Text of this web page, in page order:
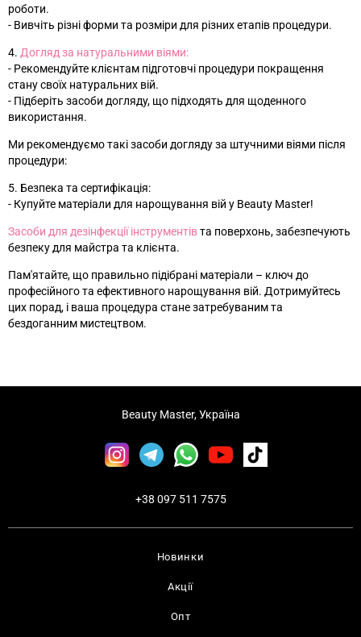
роботи.
- Вивчіть різні форми та розміри для різних етапів процедури.
4. Догляд за натуральними віями:
- Рекомендуйте клієнтам підготовчі процедури покращення
стану своїх натуральних вій.
- Підберіть засоби догляду, що підходять для щоденного
використання.
Ми рекомендуємо такі засоби догляду за штучними віями після
процедури:
5. Безпека та сертифікація:
- Купуйте матеріали для нарощування вій у Beauty Master!
Засоби для дезінфекції інструментівта поверхонь, забезпечують
безпеку для майстра та клієнта.
Пам'ятайте, що правильно підібрані матеріали – ключ до
професійного та ефективного нарощування вій. Дотримуйтесь
цих порад, і ваша процедура стане затребуваним та
бездоганним мистецтвом.
Новинки
Акції
Опт
Beauty Master, Україна
+38 097 511 7575